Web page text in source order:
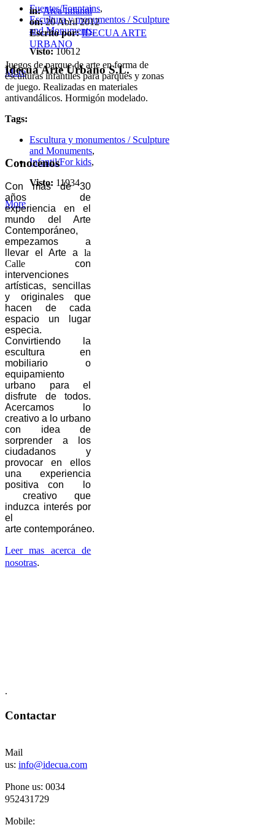
Fuentes/Fountains,
Escultura y monumentos / Sculpture
and Monuments,
Visto:10612
More
in:Area Infantil
on:20 Abril 2012
Escrito por:IDECUA ARTE
URBANO
Juegos de parque de arte en forma de
esculturas infantiles para parques y zonas
de juego. Realizadas en materiales
antivandálicos. Hormigón modelado.
Tags:
Escultura y monumentos / Sculpture
and Monuments,
Infantil/For kids,
Visto: 11934
More
Idecua Arte Urbano S.L.
Conocenos
Con más de 30
años de
experiencia en el
mundo del Arte
Contemporáneo,
empezamos a
llevar el Arte ala
Calle con
intervenciones
artísticas, sencillas
y originales que
hacen de cada
espacio un lugar
especia.
Convirtiendo la
escultura en
mobiliario o
equipamiento
urbano para el
disfrute de todos.
Acercamos lo
creativo a lo urbano
con idea de
sorprender a los
ciudadanos y
provocar en ellos
una experiencia
positiva con lo
creativo que
induzca interés por
el
arte contemporáneo.
Leer mas acerca de
nosotras.
.
Contactar
Mail
us: info@idecua.com
Phone us: 0034
952431729
Mobile: